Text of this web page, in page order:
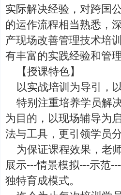
实际解决经验，对跨国
的运作流程相当熟悉，
产现场改善管理技术培
有丰富的实践经验和管理
【授课特色】
以实战培训为导引，
特别注重培养学员解
为目的，以现场辅导为
法与工具，更引领学员
为保证课程效果，老
展示---情景模拟---示范
独特育成模式。